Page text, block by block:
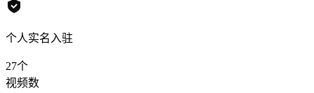
个人实名入驻
27个
视频数